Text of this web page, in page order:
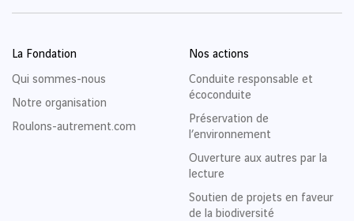
La Fondation
Qui sommes-nous
Notre organisation
Roulons-autrement.com
Nos actions
Conduite responsable et
écoconduite
Préservation de
l’environnement
Ouverture aux autres par la
lecture
Soutien de projets en faveur
de la biodiversité